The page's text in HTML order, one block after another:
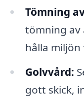
Tömning
tömning av
hålla miljön
Golvvård:
gott skick,